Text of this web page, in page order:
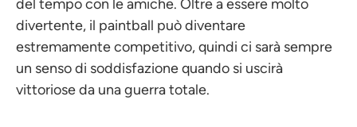
del tempo con le amiche. Oltre a essere molto
divertente, il paintball può diventare
estremamente competitivo, quindi ci sarà sempre
un senso di soddisfazione quando si uscirà
vittoriose da una guerra totale.